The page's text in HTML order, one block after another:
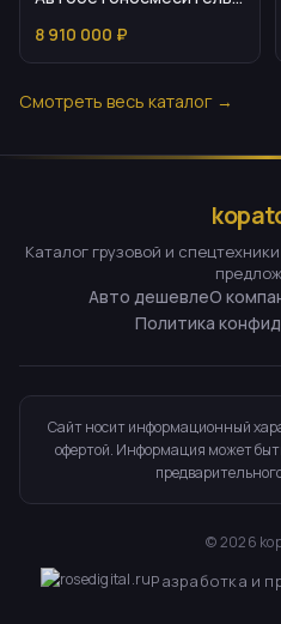
подачи бетона
8 910 000 ₽
Смотреть весь каталог →
Каталог грузовой и
Авто дешевлеО
Политика
Сайт носит информационный
офертой. Информация может
©2026
Разработка и